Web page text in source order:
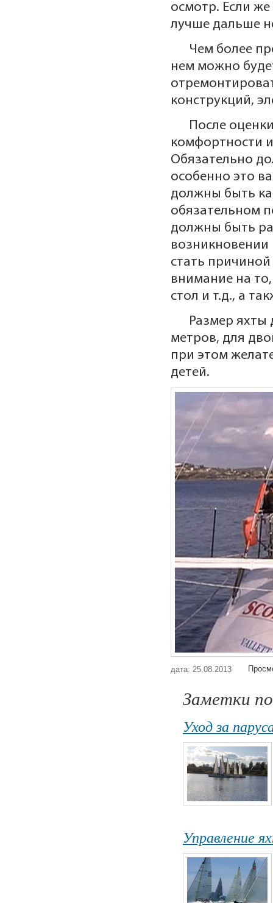
осмотр. Если
лучше дальше
Чем более
нем можно
конструкций,
После
комфортности
Обязательно
особенно это
должны быть
обязательном
должны быть
возникновении
стать
внимание на
стол и т.д., а
Размер яхты
метров, для
при этом
детей.
дата: 25.08.2013
Заметки
Уход за
Управление